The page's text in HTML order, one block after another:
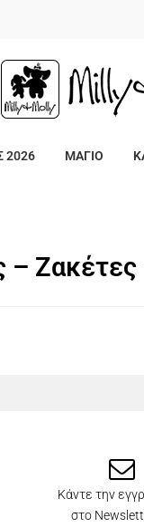
2026 ΜΑΓΙΟ
–
Κάντε την
στο